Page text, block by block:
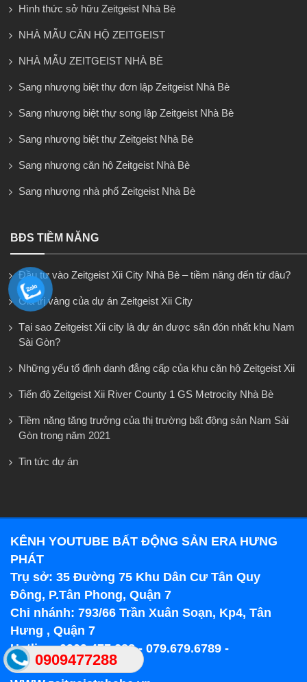
Hình thức sở hữu Zeitgeist Nhà Bè
NHÀ MẪU CĂN HỘ ZEITGEIST
NHÀ MẪU ZEITGEIST NHÀ BÈ
Sang nhượng biệt thự đơn lập Zeitgeist Nhà Bè
Sang nhượng biệt thự song lập Zeitgeist Nhà Bè
Sang nhượng biệt thự Zeitgeist Nhà Bè
Sang nhượng căn hộ Zeitgeist Nhà Bè
Sang nhượng nhà phố Zeitgeist Nhà Bè
BĐS TIỀM NĂNG
Đầu tư vào Zeitgeist Xii City Nhà Bè – tiềm năng đến từ đâu?
Giá trị vàng của dự án Zeitgeist Xii City
Tại sao Zeitgeist Xii city là dự án được săn đón nhất khu Nam
Sài Gòn?
Những yếu tố định danh đẳng cấp của khu căn hộ Zeitgeist Xii
Tiến độ Zeitgeist Xii River County 1 GS Metrocity Nhà Bè
Tiềm năng tăng trưởng của thị trường bất động sản Nam Sài
Gòn trong năm 2021
Tin tức dự án
KÊNH YOUTUBE BẤT ĐỘNG SẢN ERA HƯNG
PHÁT
Trụ sở: 35 Đường 75 Khu Dân Cư Tân Quy
Đông, P.Tân Phong, Quận 7
Chi nhánh: 793/66 Trần Xuân Soạn, Kp4, Tân
Hưng , Quận 7
Hotline: 0909.477.288 - 079.679.6789 -
0918.089.169
0909477288